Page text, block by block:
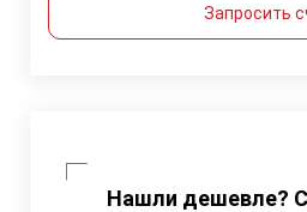
Запросить
Нашли дешевле?